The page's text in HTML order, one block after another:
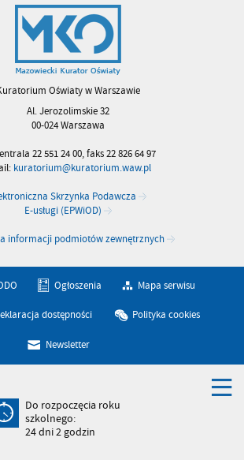
Oświaty w Warszawie
Al. Jerozolimskie 32
00-024 Warszawa
22 551 24 00, faks 22 826 64 97
kuratorium@kuratorium.waw.pl
Skrzynka Podawcza
E-usługi (EPWiOD)
informacji podmiotów zewnętrznych
Ogłoszenia Mapa serwisu
dostępności Polityka cookies
Newsletter
Do rozpoczęcia roku
szkolnego:
24dni2godzin